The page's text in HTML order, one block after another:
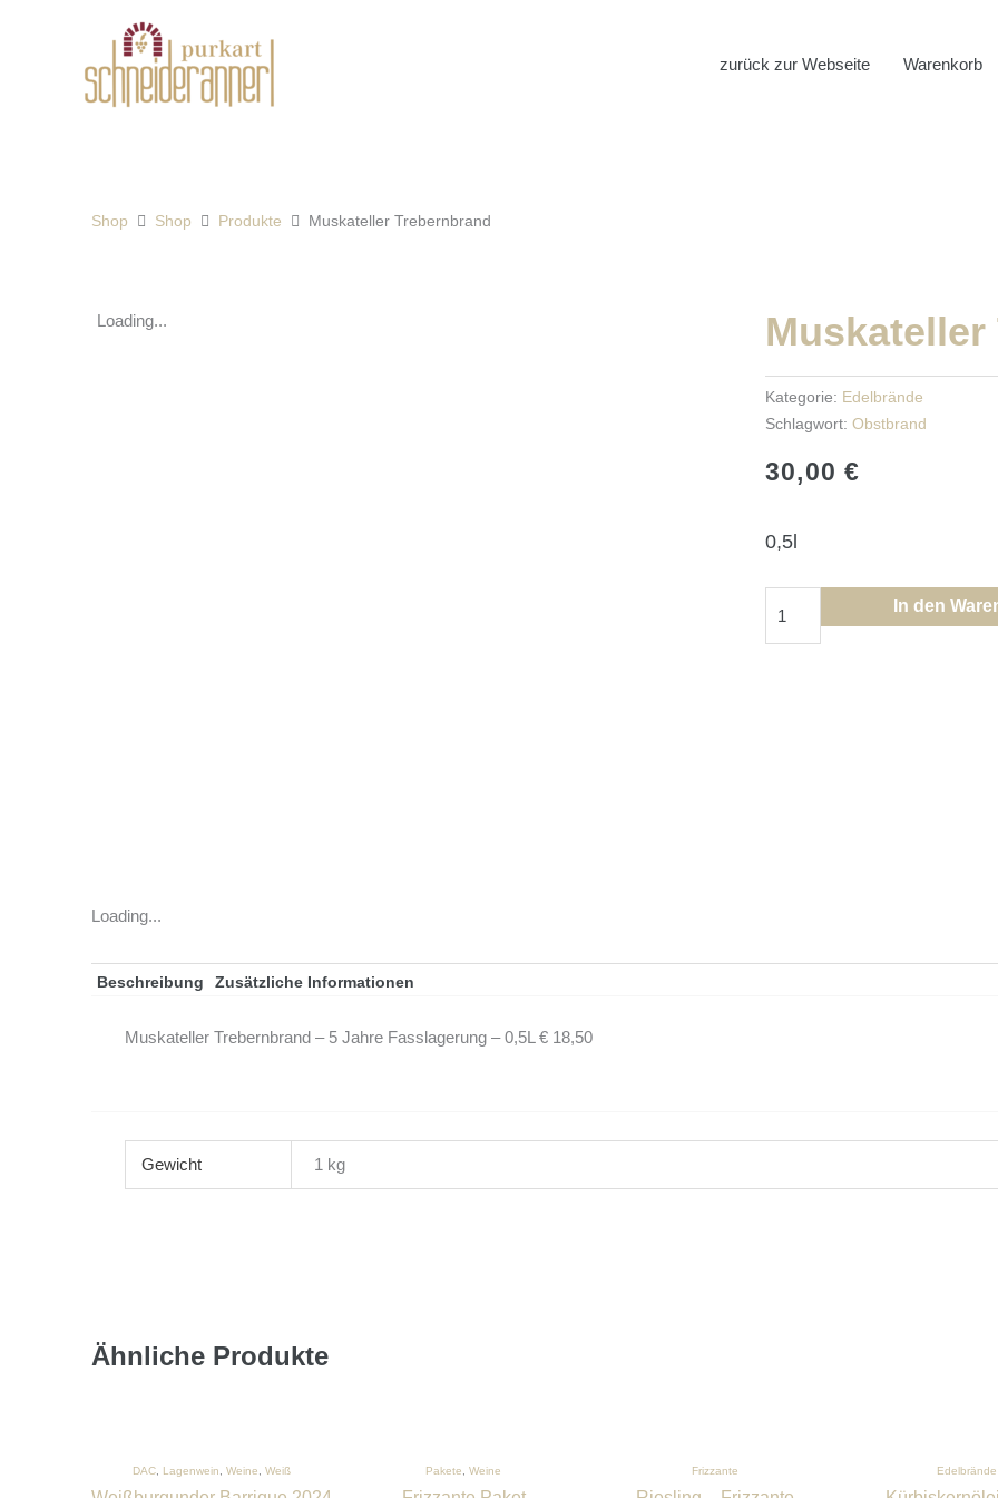
zurück zur Webseite Warenkorb
Shop Shop Produkte Muskateller Trebernbrand
Loading... Muskateller
Kategorie: Edelbrände
Schlagwort: Obstbrand
30,00€
0,5l
Trebernbrand
In den
Loading...
Beschreibung Zusätzliche Informationen
Muskateller Trebernbrand – 5 Jahre Fasslagerung – 0,5L € 18,50
Gewicht 1 kg
Ähnliche Produkte
DAC Lagenwein Weine Weiß Pakete Weine Frizzante Edelbrände